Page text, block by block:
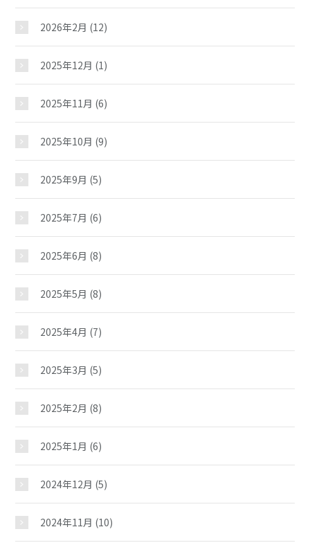
2026年2月 (12)
2025年12月 (1)
2025年11月 (6)
2025年10月 (9)
2025年9月 (5)
2025年7月 (6)
2025年6月 (8)
2025年5月 (8)
2025年4月 (7)
2025年3月 (5)
2025年2月 (8)
2025年1月 (6)
2024年12月 (5)
2024年11月 (10)